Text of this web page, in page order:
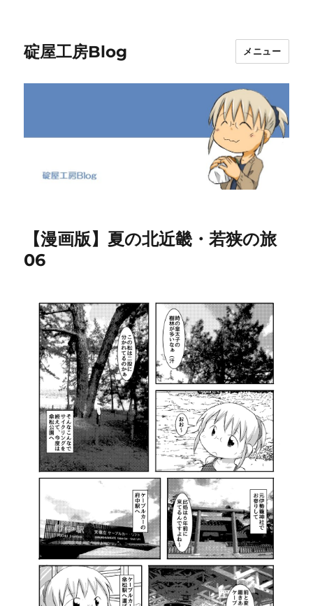
碇屋工房Blog メニュー
【漫画版】夏の北近畿・若狭の旅
06